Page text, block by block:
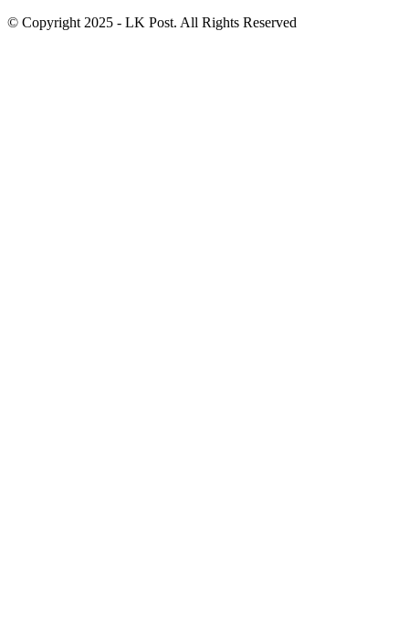
© Copyright 2025 - LK Post. All Rights Reserved